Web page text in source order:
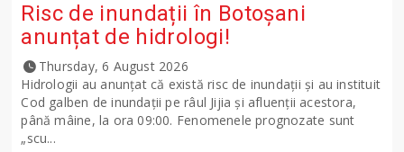
Risc de inundații în Botoșani
anunțat de hidrologi!
Thursday, 6 August 2026
Hidrologii au anunțat că există risc de inundații și au instituit
Cod galben de inundații pe râul Jijia și afluenții acestora,
până mâine, la ora 09:00. Fenomenele prognozate sunt
„scu...